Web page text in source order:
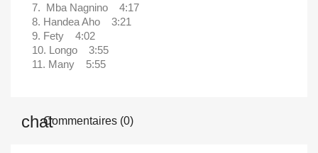
7. Mba Nagnino 4:17
8. Handea Aho 3:21
9. Fety 4:02
10. Longo 3:55
11. Many 5:55
Commentaires (0)